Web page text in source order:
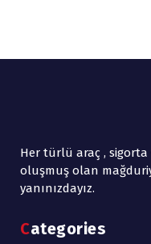
Her türlü araç ,
oluşmuş olan
yanınızdayız.
Categories